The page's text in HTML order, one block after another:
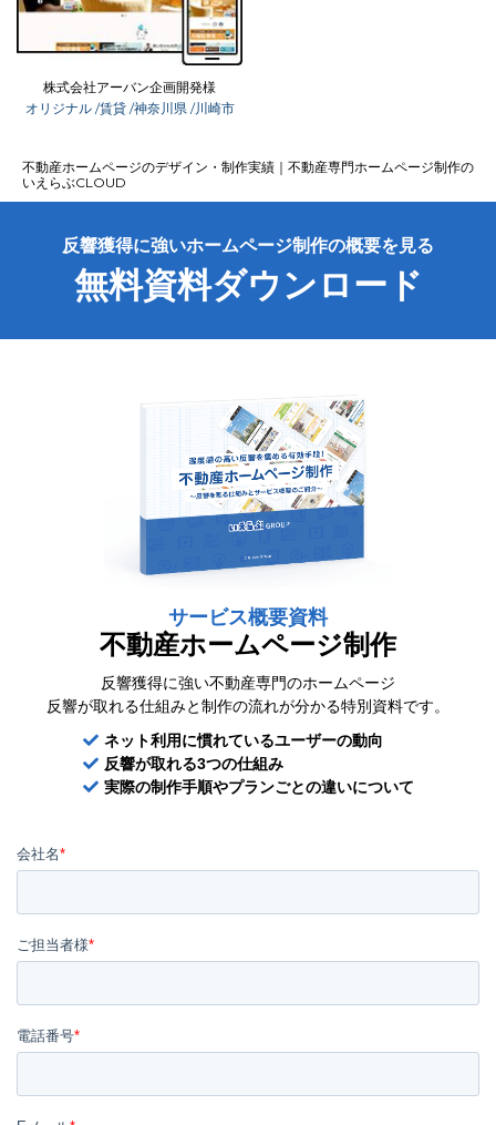
株式会社アーバン企画開発様
オリジナル /賃貸 /神奈川県 /川崎市
不動産ホームページのデザイン・制作実績｜不動産専門ホームページ制作の
いえらぶCLOUD
反響獲得に強いホームページ制作の概要を見る
無料資料ダウンロード
サービス概要資料
不動産ホームページ制作
反響獲得に強い不動産専門のホームページ
反響が取れる仕組みと制作の流れが分かる特別資料です。
ネット利用に慣れているユーザーの動向
反響が取れる3つの仕組み
実際の制作手順やプランごとの違いについて